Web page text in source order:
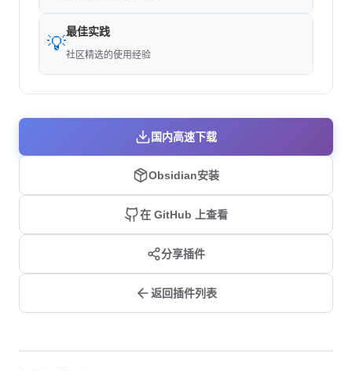
💡
最佳实践
社区精选的使用经验
国内高速下载
Obsidian安装
在 GitHub 上查看
分享插件
返回插件列表